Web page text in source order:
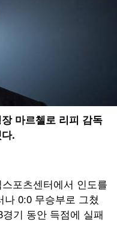
마르첼로 리피 감독
.
포츠센터에서 인도를
0:0 무승부로 그쳤
기 동안 득점에 실패